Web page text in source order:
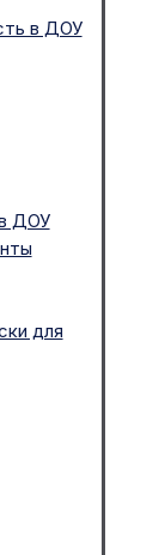
в ДОУ
ДОУ
для